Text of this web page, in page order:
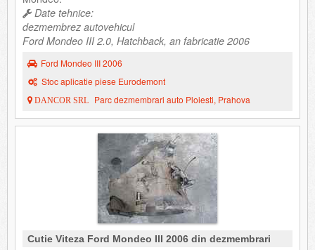
Date tehnice:
dezmembrez autovehicul
Ford Mondeo III 2.0, Hatchback, an fabricatie 2006
Ford Mondeo III 2006
Stoc aplicatie piese Eurodemont
DANCOR SRL Parc dezmembrari auto Ploiesti, Prahova
Cutie Viteza Ford Mondeo III 2006 din dezmembrari